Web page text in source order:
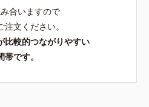
合いますので
注文ください。
比較的つながりやすい
帯です。